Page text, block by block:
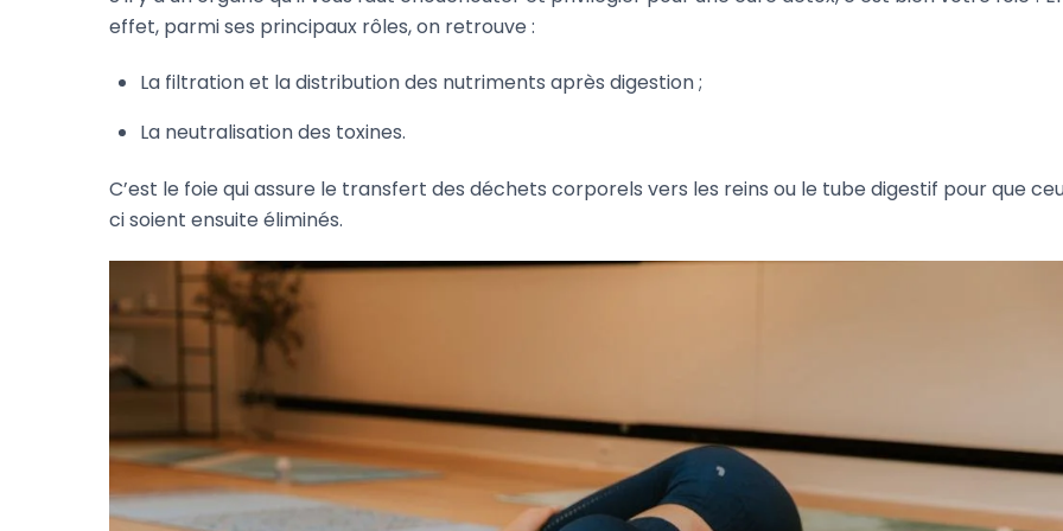
effet, parmi ses principaux rôles, on retrouve :
La filtration et la distribution des nutriments après digestion ;
La neutralisation des toxines.
C’est le foie qui assure le transfert des déchets corporels vers les reins ou le tube digestif pour que
ci soient ensuite éliminés.